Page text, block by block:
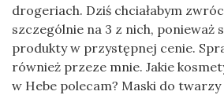
drogeriach. Dziś chciałabym
szczególnie na 3 z nich, ponieważ
produkty w przystępnej cenie.
również przeze mnie. Jakie
w Hebe polecam? Maski do